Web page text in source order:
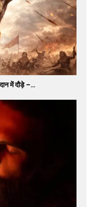
में दौड़े –…